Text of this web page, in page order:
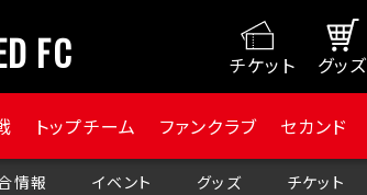
FC チケット グッズ
トップチーム ファンクラブ セカンド
情報 イベント グッズ チケット